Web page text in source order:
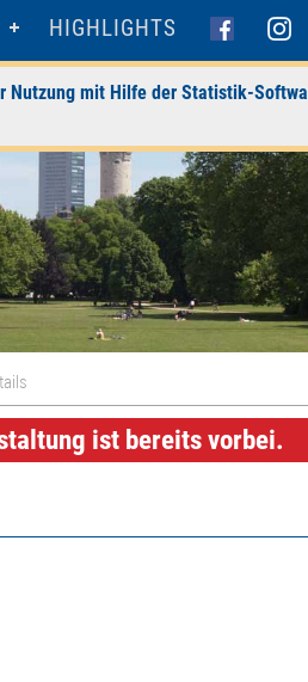
HIGHLIGHTS
mit Hilfe der Statistik-
ist bereits vorbei.